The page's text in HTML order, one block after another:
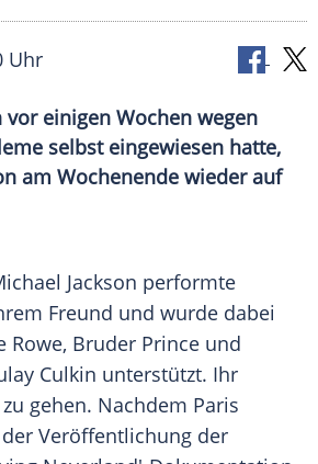
Uhr
einigen Wochen wegen
selbst eingewiesen hatte,
am Wochenende wieder auf
Jackson performte
Freund und wurde dabei
Rowe, Bruder Prince und
Culkin unterstützt. Ihr
gehen. Nachdem Paris
der Veröffentlichung der